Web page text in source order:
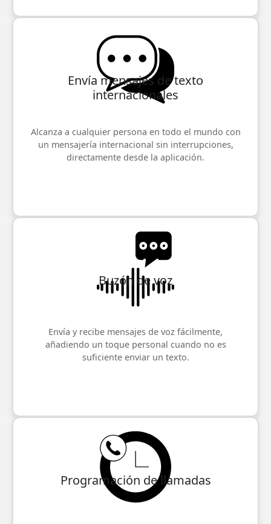
Envía mensajes de texto
internacionales
Alcanza a cualquier persona en todo el mundo con
un mensajería internacional sin interrupciones,
directamente desde la aplicación.
Buzón de voz
Envía y recibe mensajes de voz fácilmente,
añadiendo un toque personal cuando no es
suficiente enviar un texto.
Programación de llamadas